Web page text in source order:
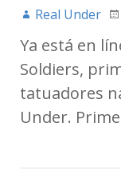
Real Under
Ya está en
Soldiers,
tatuadores
Under.